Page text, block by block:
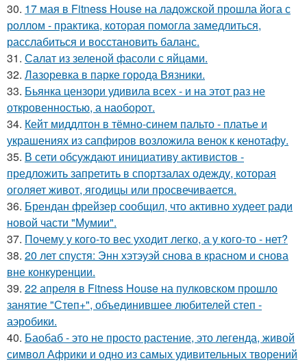
30. 17 мая в Fitness House на ладожской прошла йога с
роллом - практика, которая помогла замедлиться,
расслабиться и восстановить баланс.
31. Салат из зеленой фасоли с яйцами.
32. Лазоревка в парке города Вязники.
33. Бьянка цензори удивила всех - и на этот раз не
откровенностью, а наоборот.
34. Кейт миддлтон в тёмно-синем пальто - платье и
украшениях из сапфиров возложила венок к кенотафу.
35. В сети обсуждают инициативу активистов -
предложить запретить в спортзалах одежду, которая
оголяет живот, ягодицы или просвечивается.
36. Брендан фрейзер сообщил, что активно худеет ради
новой части "Мумии".
37. Почему у кого-то вес уходит легко, а у кого-то - нет?
38. 20 лет спустя: Энн хэтэуэй снова в красном и снова
вне конкуренции.
39. 22 апреля в Fitness House на пулковском прошло
занятие "Степ+", объединившее любителей степ -
аэробики.
40. Баобаб - это не просто растение, это легенда, живой
символ Африки и одно из самых удивительных творений